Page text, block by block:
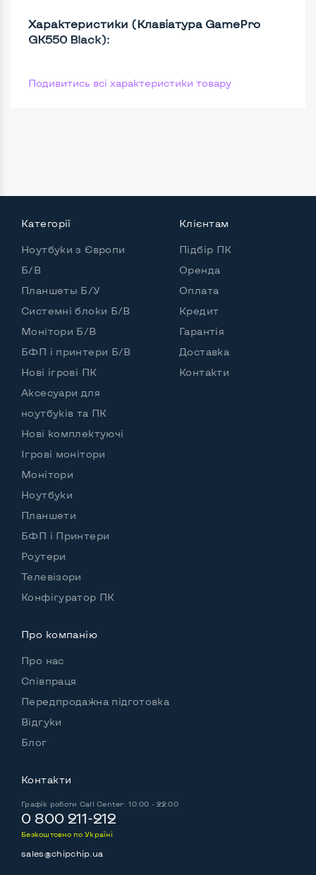
Характеристики (Клавіатура GamePro
GK550 Black):
Подивитись всі характеристики товару
Категорії
Ноутбуки з Європи
Б/В
Планшеты Б/У
Системні блоки Б/В
Монітори Б/В
БФП і принтери Б/В
Нові ігрові ПК
Аксесуари для
ноутбуків та ПК
Нові комплектуючі
Ігрові монітори
Монітори
Ноутбуки
Планшети
БФП і Принтери
Роутери
Телевізори
Конфігуратор ПК
Клієнтам
Підбір ПК
Оренда
Оплата
Кредит
Гарантія
Доставка
Контакти
Про компанію
Про нас
Співпраця
Передпродажна підготовка
Відгуки
Блог
Контакти
Графік роботи Call Center: 10:00 - 22:00
0 800 211-212
Безкоштовно по Україні
sales@chipchip.ua